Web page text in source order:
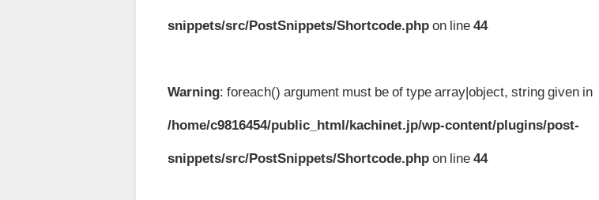
snippets/src/PostSnippets/Shortcode.php on line44
Warning: foreach() argument must be of type array|object, string given in
/home/c9816454/public_html/kachinet.jp/wp-content/plugins/post-
snippets/src/PostSnippets/Shortcode.php on line44